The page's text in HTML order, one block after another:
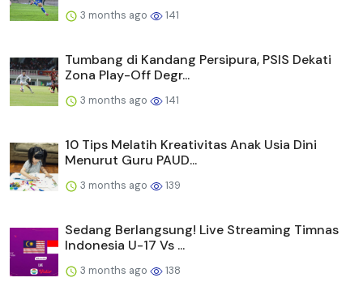
3 months ago 141
Tumbang di Kandang Persipura, PSIS Dekati
Zona Play-Off Degr...
3 months ago 141
10 Tips Melatih Kreativitas Anak Usia Dini
Menurut Guru PAUD...
3 months ago 139
Sedang Berlangsung! Live Streaming Timnas
Indonesia U-17 Vs ...
3 months ago 138